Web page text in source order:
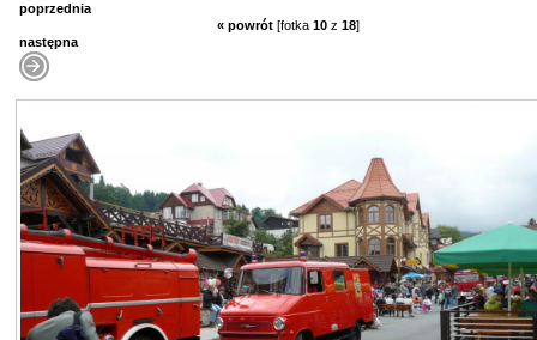
poprzednia
« powrót [fotka 10 z 18]
następna